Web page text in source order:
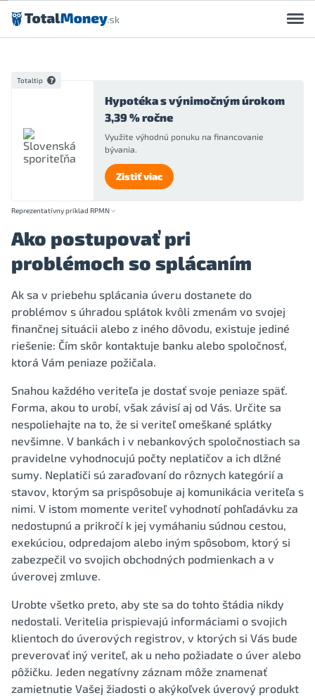
Preskočiť na obsah
Totaltip
Hypotéka s výnimočným úrokom
3,39 % ročne
Využite výhodnú ponuku na financovanie
bývania.
Zistiť viac
Reprezentatívny príklad RPMN
Ako postupovať pri
problémoch so splácaním
Ak sa v priebehu splácania úveru dostanete do
problémov s úhradou splátok kvôli zmenám vo svojej
finančnej situácii alebo z iného dôvodu, existuje jediné
riešenie: Čím skôr kontaktuje banku alebo spoločnosť,
ktorá Vám peniaze požičala.
Snahou každého veriteľa je dostať svoje peniaze späť.
Forma, akou to urobí, však závisí aj od Vás. Určite sa
nespoliehajte na to, že si veriteľ omeškané splátky
nevšimne. V bankách i v nebankových spoločnostiach sa
pravidelne vyhodnocujú počty neplatičov a ich dlžné
sumy. Neplatiči sú zaraďovaní do rôznych kategórií a
stavov, ktorým sa prispôsobuje aj komunikácia veriteľa s
nimi. V istom momente veriteľ vyhodnotí pohľadávku za
nedostupnú a prikročí k jej vymáhaniu súdnou cestou,
exekúciou, odpredajom alebo iným spôsobom, ktorý si
zabezpečil vo svojich obchodných podmienkach a v
úverovej zmluve.
Urobte všetko preto, aby ste sa do tohto štádia nikdy
nedostali. Veritelia prispievajú informáciami o svojich
klientoch do úverových registrov, v ktorých si Vás bude
preverovať iný veriteľ, ak u neho požiadate o úver alebo
pôžičku. Jeden negatívny záznam môže znamenať
zamietnutie Vašej žiadosti o akýkoľvek úverový produkt